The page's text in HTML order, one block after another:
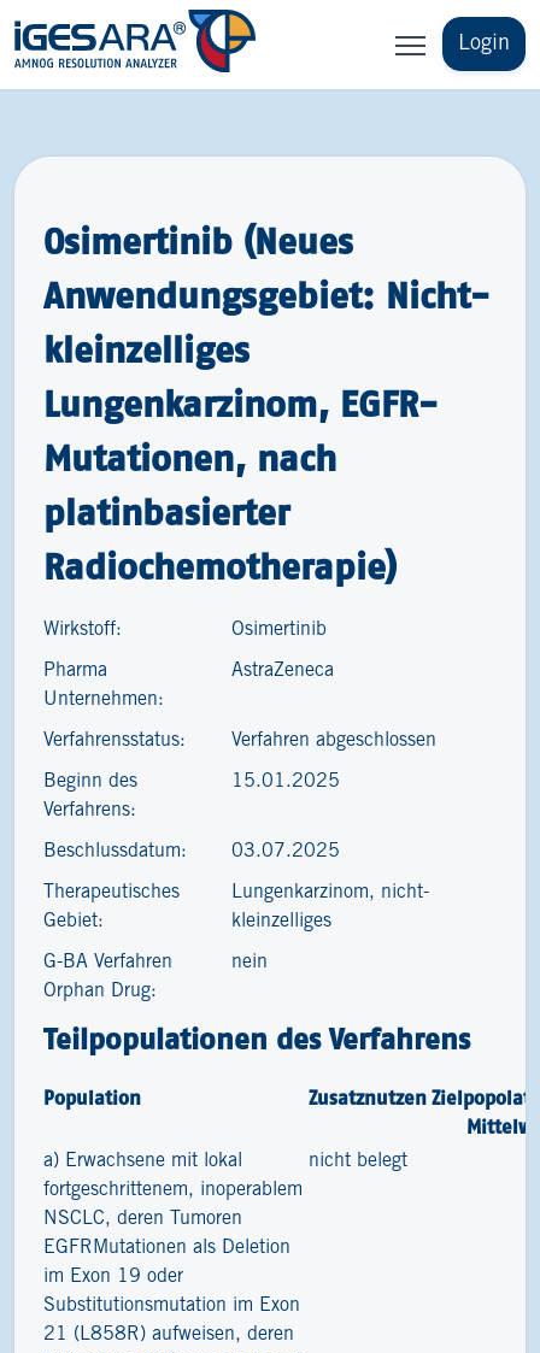
Login
Osimertinib (Neues
Anwendungsgebiet: Nicht-
kleinzelliges
Lungenkarzinom, EGFR-
Mutationen, nach
platinbasierter
Radiochemotherapie)
Wirkstoff: Osimertinib
Pharma
Unternehmen:
AstraZeneca
Verfahrensstatus: Verfahren abgeschlossen
Beginn des
Verfahrens:
15.01.2025
Beschlussdatum: 03.07.2025
Therapeutisches
Gebiet:
Lungenkarzinom, nicht-
kleinzelliges
G-BA Verfahren
Orphan Drug:
nein
Teilpopulationen des Verfahrens
Population Zusatznutzen
a) Erwachsene mit lokal
fortgeschrittenem, inoperablem
NSCLC, deren Tumoren
EGFRMutationen als Deletion
im Exon 19 oder
Substitutionsmutation im Exon
21 (L858R) aufweisen, deren
nicht belegt